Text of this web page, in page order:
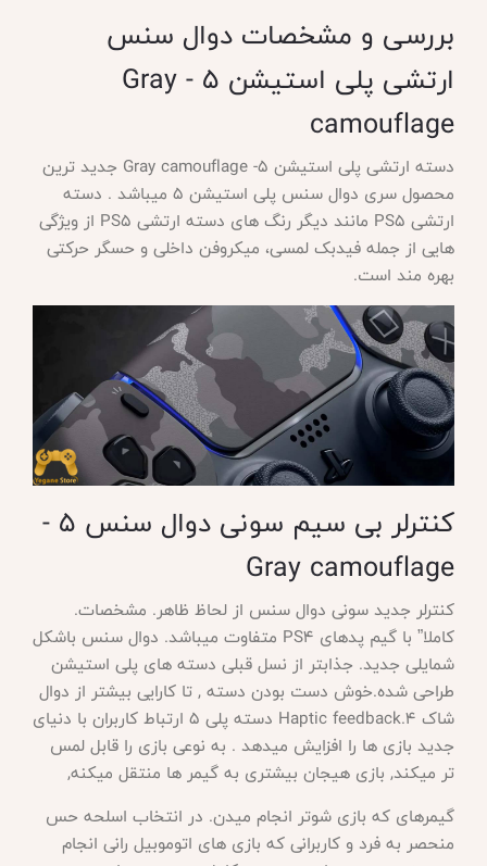
بررسی و مشخصات دوال سنس
ارتشی پلی استیشن 5
- Gray
camouflage
دسته ارتشی پلی استیشن 5
- Gray camouflage جدید ترین
محصول سری دوال سنس پلی استیشن 5 میباشد . دسته
ارتشی PS5 مانند دیگر رنگ های دسته ارتشی PS5 از ویژگی
هایی از جمله فیدبک لمسی، میکروفن داخلی و حسگر حرکتی
بهره مند است.
کنترلر بی سیم سونی دوال سنس 5
-
Gray camouflage
کنترلر جدید سونی دوال سنس از لحاظ ظاهر. مشخصات.
کاملا” با گیم پدهای
PS4 متفاوت میباشد. دوال سنس باشکل
شمایلی جدید. جذابتر از نسل قبلی دسته های پلی استیشن
طراحی شده.خوش دست بودن دسته , تا کارایی بیشتر از دوال
شاک 4.Haptic feedback دسته پلی 5 ارتباط کاربران با دنیای
جدید بازی ها را افزایش میدهد . به نوعی بازی را قابل لمس
تر میکند, بازی هیجان بیشتری به گیمر ها منتقل میکنه,
گیمرهای که بازی شوتر انجام میدن. در انتخاب اسلحه حس
منحصر به فرد و کاربرانی که بازی های اتوموبیل رانی انجام